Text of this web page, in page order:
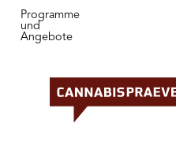
Programme
und
Angebote